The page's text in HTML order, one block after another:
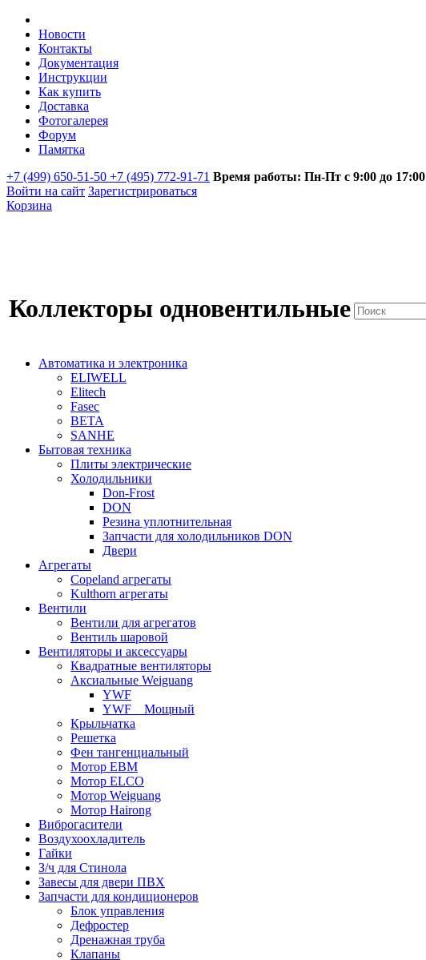
Новости
Контакты
Документация
Инструкции
Как купить
Доставка
Фотогалерея
Форум
Памятка
+7 (499) 650-51-50 +7 (495) 772-91-71 Время работы: Пн-Пт с 9:00 до 17:00
Войти на сайт Зарегистрироваться
Корзина
Коллекторы одновентильные
Автоматика и электроника
ELIWELL
Elitech
Fasec
BETA
SANHE
Бытовая техника
Плиты электрические
Холодильники
Don-Frost
DON
Резина уплотнительная
Запчасти для холодильников DON
Двери
Агрегаты
Copeland агрегаты
Kulthorn агрегаты
Вентили
Вентили для агрегатов
Вентиль шаровой
Вентиляторы и аксессуары
Квадратные вентиляторы
Аксиальные Weiguang
YWF
YWF _ Мощный
Крыльчатка
Решетка
Фен тангенциальный
Мотор EBM
Мотор ELCO
Мотор Weiguang
Мотор Hairong
Виброгасители
Воздухоохладитель
Гайки
З/ч для Стинола
Завесы для двери ПВХ
Запчасти для кондиционеров
Блок управления
Дефростер
Дренажная труба
Клапаны